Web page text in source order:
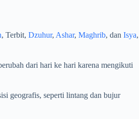
, Terbit, Dzuhur, Ashar, Maghrib, dan Isya,
dari hari ke hari karena mengikuti
geografis, seperti lintang dan bujur